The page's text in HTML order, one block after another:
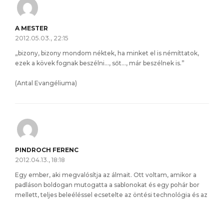
A MESTER
2012.05.03., 22:15
„bizony, bizony mondom néktek, ha minket el is némíttatok,
ezek a kövek fognak beszélni…, sőt…, már beszélnek is.”
(Antal Evangéliuma)
PINDROCH FERENC
2012.04.13., 18:18
Egy ember, aki megvalósítja az álmait. Ott voltam, amikor a
padláson boldogan mutogatta a sablonokat és egy pohár bor
mellett, teljes beleéléssel ecsetelte az öntési technológia és az